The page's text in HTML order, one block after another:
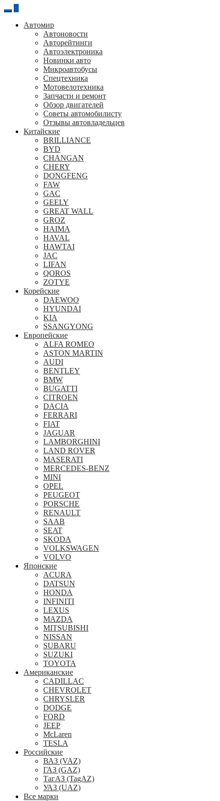
Перейти
содержанию
Автомир
Автоновости
Авторейтинги
Автоэлектроника
Новинки авто
Микроавтобусы
Спецтехника
Мотовелотехника
Запчасти и ремонт
Обзор двигателей
Советы автомобилисту
Отзывы автовладельцев
Китайские
BRILLIANCE
BYD
CHANGAN
CHERY
DONGFENG
FAW
GAC
GEELY
GREAT WALL
GROZ
HAIMA
HAVAL
HAWTAI
JAC
LIFAN
QOROS
ZOTYE
Корейские
DAEWOO
HYUNDAI
KIA
SSANGYONG
Европейские
ALFA ROMEO
ASTON MARTIN
AUDI
BENTLEY
BMW
BUGATTI
CITROEN
DACIA
FERRARI
FIAT
JAGUAR
LAMBORGHINI
LAND ROVER
MASERATI
MERCEDES-BENZ
MINI
OPEL
PEUGEOT
PORSCHE
RENAULT
SAAB
SEAT
SKODA
VOLKSWAGEN
VOLVO
Японские
ACURA
DATSUN
HONDA
INFINITI
LEXUS
MAZDA
MITSUBISHI
NISSAN
SUBARU
SUZUKI
TOYOTA
Американские
CADILLAC
CHEVROLET
CHRYSLER
DODGE
FORD
JEEP
McLaren
TESLA
Российские
ВАЗ (VAZ)
ГАЗ (GAZ)
ТагАЗ (TagAZ)
УАЗ (UAZ)
Все марки